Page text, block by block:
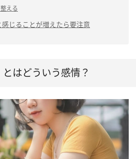
える
感じることが増えたら要注意
とはどういう感情？